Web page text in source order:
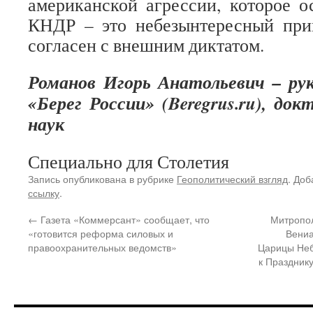
КНДР – это небезынтересный
согласен с внешним диктатом.
Романов Игорь Анатольевич –
«Берег России» (Beregrus.ru),
наук
Специально для Столетия
Запись опубликована в рубрике Геополитический взгляд.
ссылку.
← Газета «Коммерсант» сообщает, что
«готовится реформа силовых и
правоохранительных ведомств»
Царицы
к